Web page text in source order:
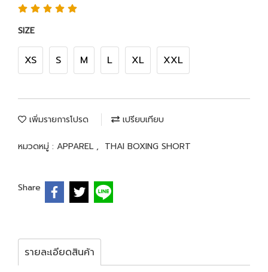
SIZE
XS S M L XL XXL
เพิ่มรายการโปรด เปรียบเทียบ
หมวดหมู่ : APPAREL , THAI BOXING SHORT
Share
รายละเอียดสินค้า